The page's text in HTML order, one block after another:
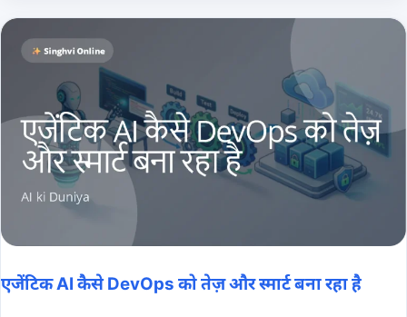
एजेंटिक AI कैसे DevOps को तेज़ और स्मार्ट बना रहा है